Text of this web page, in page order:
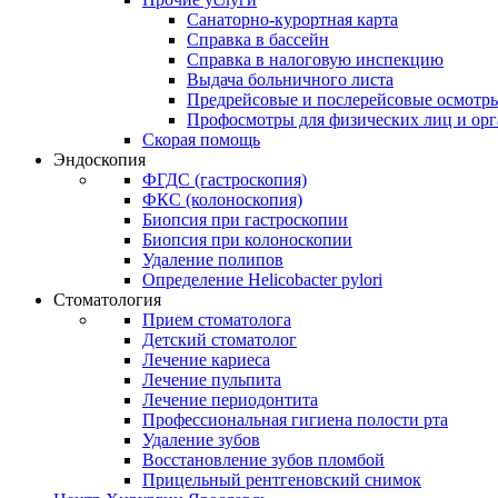
Санаторно-курортная карта
Справка в бассейн
Справка в налоговую инспекцию
Выдача больничного листа
Предрейсовые и послерейсовые
Профосмотры для физических лиц и
Скорая помощь
Эндоскопия
ФГДС (гастроскопия)
ФКС (колоноскопия)
Биопсия при гастроскопии
Биопсия при колоноскопии
Удаление полипов
Определение Helicobacter pylori
Стоматология
Прием стоматолога
Детский стоматолог
Лечение кариеса
Лечение пульпита
Лечение периодонтита
Профессиональная гигиена полости рта
Удаление зубов
Восстановление зубов пломбой
Прицельный рентгеновский снимок